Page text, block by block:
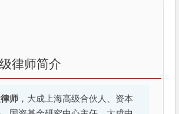
律师简介
师 ，大成上海高级合伙人、资本